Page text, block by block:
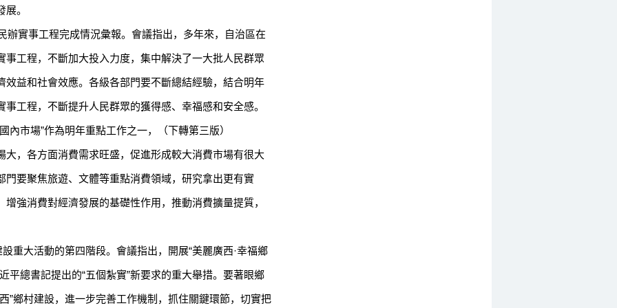
。
事工程完成情況彙報。會議指出，多年來，自治區在
工程，不斷加大投入力度，集中解決了一大批人民群眾
效益和社會效應。各級各部門要不斷總結經驗，結合明年
工程，不斷提升人民群眾的獲得感、幸福感和安全感。
市場”作為明年重點工作之一，（下轉第三版）
各方面消費需求旺盛，促進形成較大消費市場有很大
門要聚焦旅遊、文體等重點消費領域，研究拿出更有實
增強消費對經濟發展的基礎性作用，推動消費擴量提質，
大活動的第四階段。會議指出，開展“美麗廣西·幸福鄉
平總書記提出的“五個紮實”新要求的重大舉措。要著眼鄉
”鄉村建設，進一步完善工作機制，抓住關鍵環節，切實把